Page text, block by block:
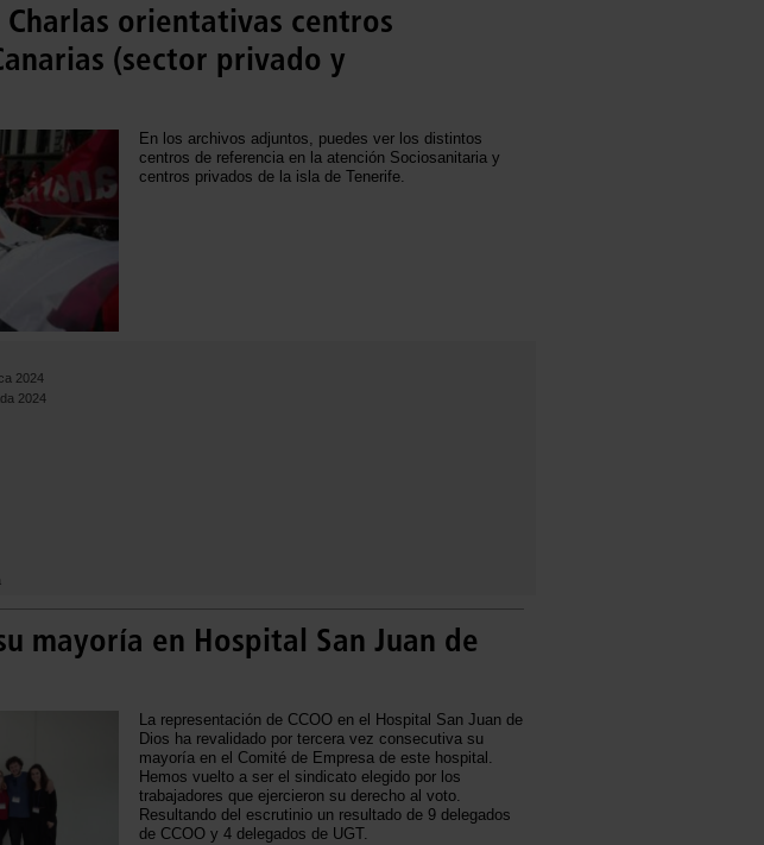
orientativas centros
(sector privado y
En los archivos adjuntos, puedes ver los distintos
centros de referencia en la atención Sociosanitaria y
centros privados de la isla de Tenerife.
2024
2024
mayoría en Hospital San Juan de
La representación de CCOO en el Hospital San Juan de
Dios ha revalidado por tercera vez consecutiva su
mayoría en el Comité de Empresa de este hospital.
Hemos vuelto a ser el sindicato elegido por los
trabajadores que ejercieron su derecho al voto.
Resultando del escrutinio un resultado de 9 delegados
de CCOO y 4 delegados de UGT.